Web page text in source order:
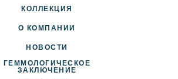
КОЛЛЕКЦИЯ
НОВОСТИ
О КОМПАНИИ
ДОСТАВКА И ОПЛАТА
ГЕММОЛОГИЧЕСКОЕ
ЗАКЛЮЧЕНИЕ